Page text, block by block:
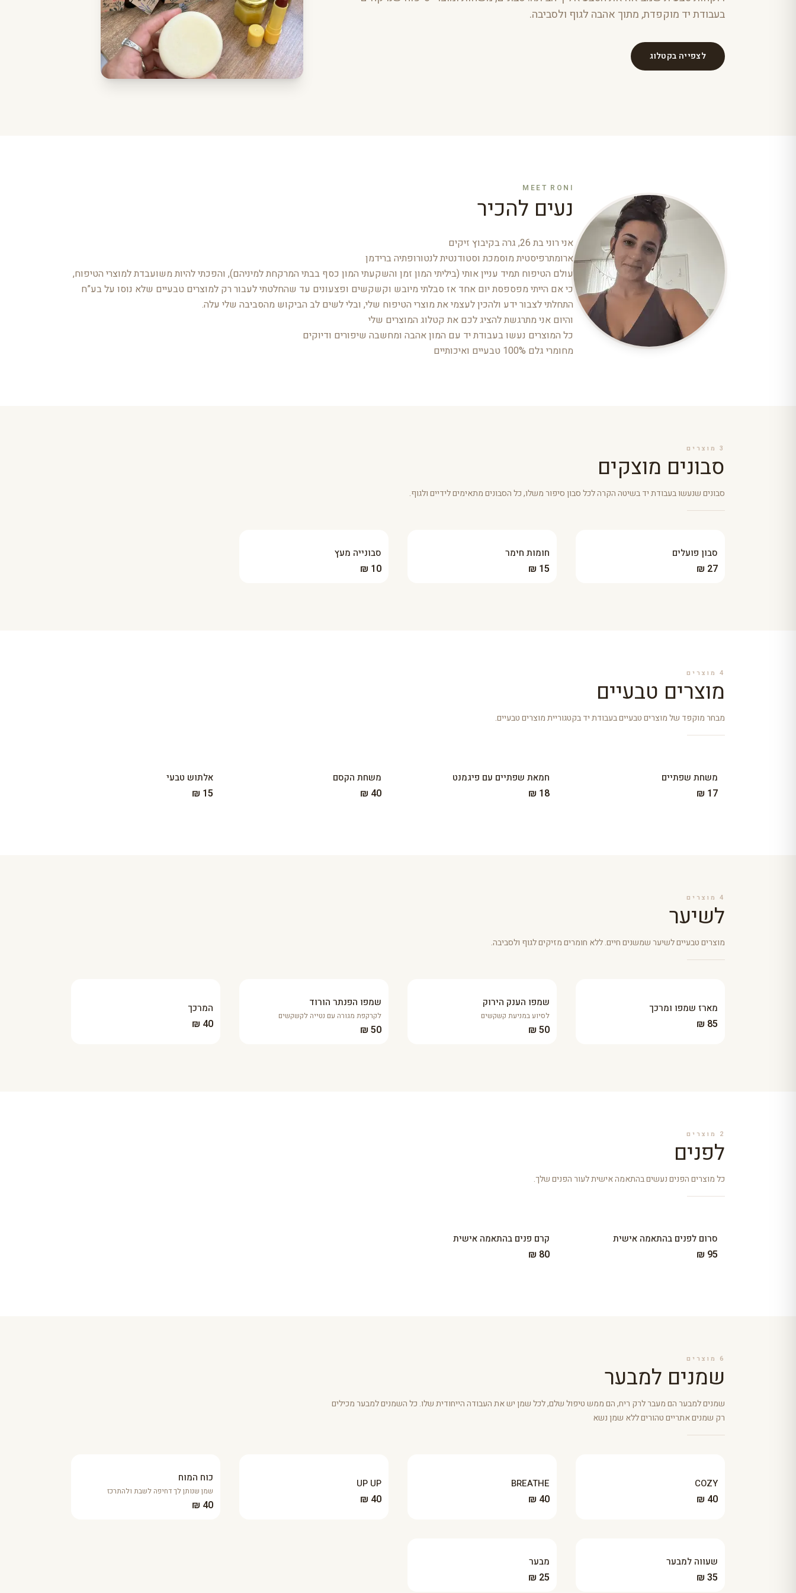
בעבודת יד מוקפדת, מתוך אהבה לגוף ולסביבה.
לצפייה בקטלוג
MEET RONI
נעים להכיר
עולם הטיפוח תמיד עניין אותי (ביליתי המון זמן והשקעתי המון כסף בבתי המרקחת למיניהם), והפכתי להיות משועבדת למוצרי הטיפוח,
מחומרי גלם 100% טבעיים ואיכותיים
3מוצרים
סבונים מוצקים
סבונים שנעשו בעבודת יד בשיטה הקרה לכל סבון סיפור משלו, כל הסבונים מתאימים לידיים ולגוף.
סבון פועלים
27 ₪
חומות חימר
15 ₪
סבונייה מעץ
10 ₪
4מוצרים
מוצרים טבעיים
מבחר מוקפד של מוצרים טבעיים בעבודת יד בקטגוריית מוצרים טבעיים.
משחת שפתיים
17 ₪
חמאת שפתיים עם פיגמנט
18 ₪
משחת הקסם
40 ₪
אלתוש טבעי
15 ₪
4מוצרים
לשיער
מוצרים טבעיים לשיער שמשנים חיים. ללא חומרים מזיקים לגוף ולסביבה.
מארז שמפו ומרכך
85 ₪
שמפו הענק הירוק
לסיוע במניעת קשקשים
50 ₪
שמפו הפנתר הורוד
לקרקפת מגורה עם נטייה לקשקשים
50 ₪
המרכך
40 ₪
2 מוצרים
לפנים
כל מוצרים הפנים נעשים בהתאמה אישית לעור הפנים שלך.
סרום לפנים בהתאמה אישית
95 ₪
קרם פנים בהתאמה אישית
80 ₪
6 מוצרים
שמנים למבער
שמנים למבער הם מעבר לרק ריח, הם ממש טיפול שלם, לכל שמן יש את העבודה הייחודית שלו. כל השמנים למבער מכילים
רק שמנים אתריים טהורים ללא שמן נשא
COZY
40 ₪
BREATHE
40 ₪
UP UP
40 ₪
כוח המוח
שמן שנותן לך דחיפה לשבת ולהתרכז
40 ₪
שעווה למבער
35 ₪
מבער
25 ₪